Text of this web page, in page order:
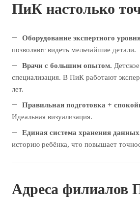
ПиК настолько
Оборудование экспертного
позволяют видеть мельчайшие детали.
Врачи с большим опытом.
специализация. В ПиК работают
лет.
Правильная подготовка +
Идеальная визуализация.
Единая система хранения
историю ребёнка, что повышает
Адреса филиалов